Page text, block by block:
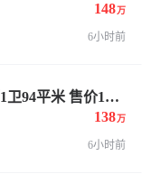
148万
6小时前
急售梨园小区3室2厅1卫94平米 售价138万
138万
6小时前